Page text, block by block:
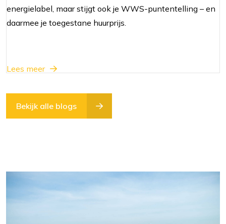
energielabel, maar stijgt ook je WWS-puntentelling – en
daarmee je toegestane huurprijs.
Lees meer
Bekijk alle blogs